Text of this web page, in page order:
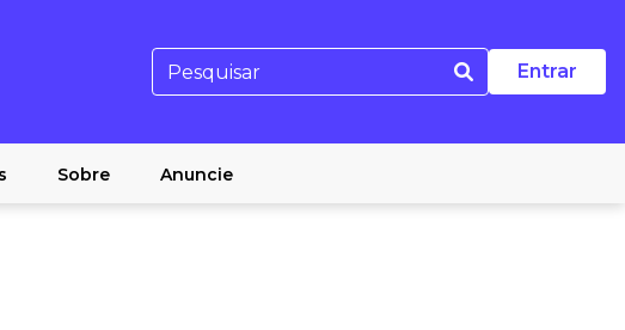
Entrar
Sobre Anuncie